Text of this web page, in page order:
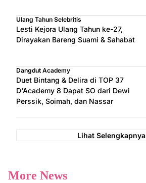
Ulang Tahun Selebritis
Lesti Kejora Ulang Tahun ke-27,
Dirayakan Bareng Suami & Sahabat
Dangdut Academy
Duet Bintang & Delira di TOP 37
D'Academy 8 Dapat SO dari Dewi
Perssik, Soimah, dan Nassar
Lihat Selengkapnya
More News